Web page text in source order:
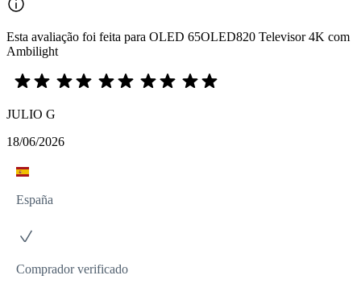
Esta avaliação foi feita para OLED 65OLED820 Televisor 4K com
Ambilight
JULIO G
18/06/2026
España
Comprador verificado